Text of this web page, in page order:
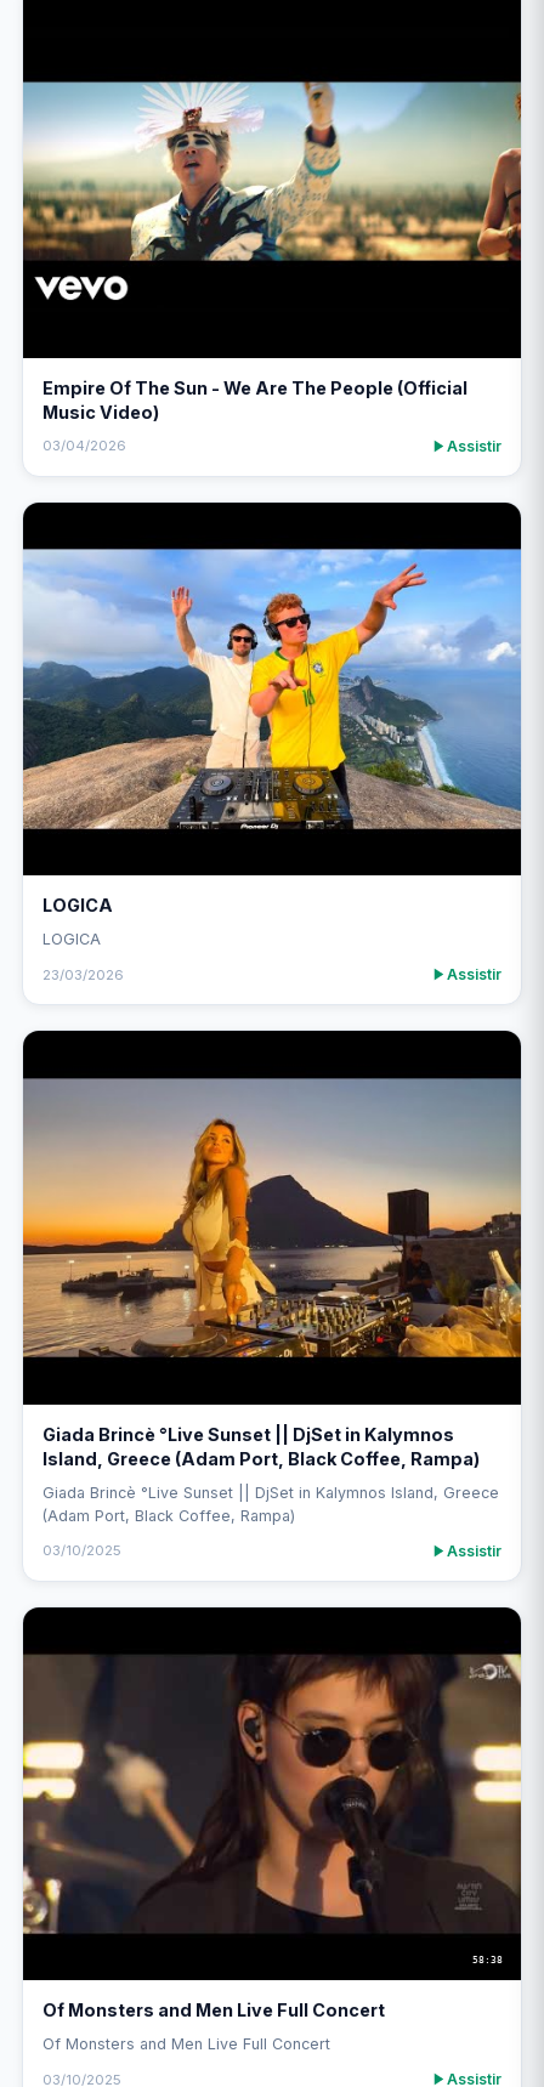
Empire Of The Sun - We Are The People (Official
Music Video)
03/04/2026 Assistir
LOGICA
LOGICA
23/03/2026 Assistir
Giada Brincè °Live Sunset || DjSet in Kalymnos
Island, Greece (Adam Port, Black Coffee, Rampa)
Giada Brincè °Live Sunset || DjSet in Kalymnos Island, Greece
(Adam Port, Black Coffee, Rampa)
03/10/2025 Assistir
58:38
Of Monsters and Men Live Full Concert
Of Monsters and Men Live Full Concert
03/10/2025 Assistir